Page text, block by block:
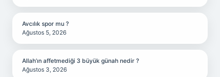
Avcılık spor mu ?
Ağustos 5, 2026
Allah’ın affetmediği 3 büyük günah nedir ?
Ağustos 3, 2026